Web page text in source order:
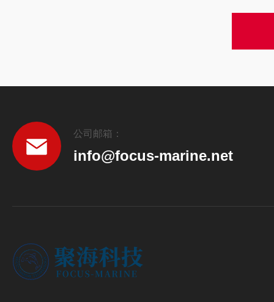
公司邮箱：
info@focus-marine.net